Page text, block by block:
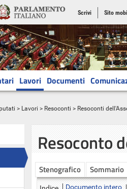
Scrivi Sito
Lavori Documenti
> Lavori > Resoconti > Resoconti
Resoconto
Stenografico Sommario
Documento intero